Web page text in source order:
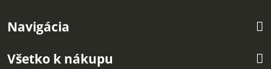
Navigácia
Všetko k nákupu